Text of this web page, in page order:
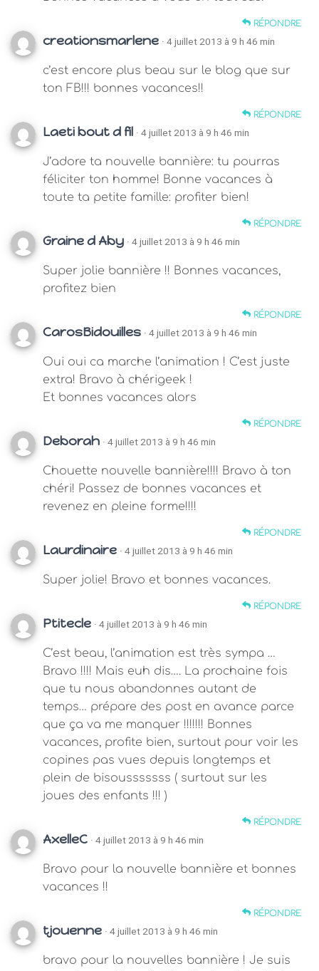
RÉPONDRE
creationsmarlene · 4 juillet 2013 à 9 h 46 min
c’est encore plus beau sur le blog que sur
ton FB!!! bonnes vacances!!
RÉPONDRE
Laeti bout d fil · 4 juillet 2013 à 9 h 46 min
J’adore ta nouvelle bannière: tu pourras
féliciter ton homme! Bonne vacances à
toute ta petite famille: profiter bien!
RÉPONDRE
Graine d Aby · 4 juillet 2013 à 9 h 46 min
Super jolie bannière !! Bonnes vacances,
profitez bien
RÉPONDRE
CarosBidouilles · 4 juillet 2013 à 9 h 46 min
Oui oui ca marche l’animation ! C’est juste
extra! Bravo à chérigeek !
Et bonnes vacances alors
RÉPONDRE
Deborah · 4 juillet 2013 à 9 h 46 min
Chouette nouvelle bannière!!!! Bravo à ton
chéri! Passez de bonnes vacances et
revenez en pleine forme!!!!
RÉPONDRE
Laurdinaire · 4 juillet 2013 à 9 h 46 min
Super jolie! Bravo et bonnes vacances.
RÉPONDRE
Ptitecle · 4 juillet 2013 à 9 h 46 min
C’est beau, l’animation est très sympa …
Bravo !!!! Mais euh dis…. La prochaine fois
que tu nous abandonnes autant de
temps… prépare des post en avance parce
que ça va me manquer !!!!!!! Bonnes
vacances, profite bien, surtout pour voir les
copines pas vues depuis longtemps et
plein de bisousssssss ( surtout sur les
joues des enfants !!! )
RÉPONDRE
AxelleC · 4 juillet 2013 à 9 h 46 min
Bravo pour la nouvelle bannière et bonnes
vacances !!
RÉPONDRE
tjouenne · 4 juillet 2013 à 9 h 46 min
bravo pour la nouvelles bannière ! Je suis